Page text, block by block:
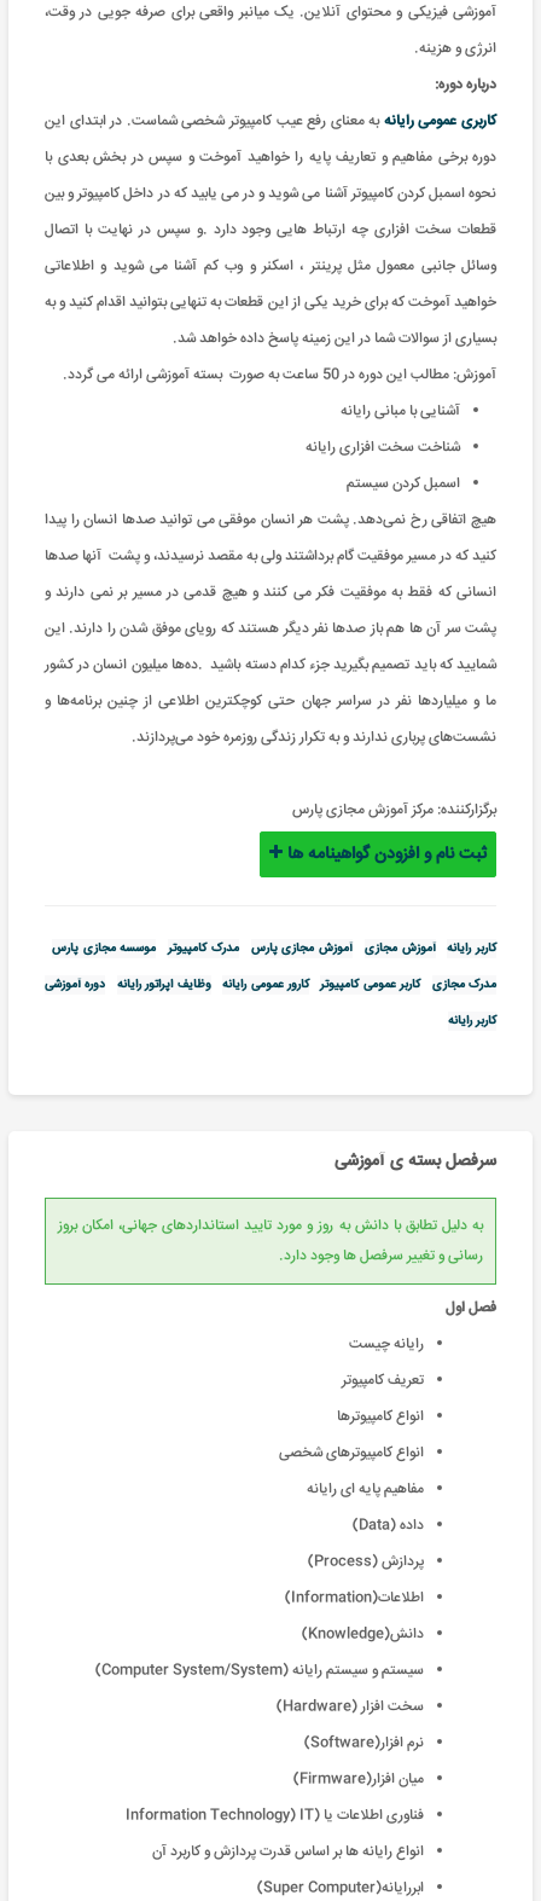
آموزشی فیزیکی و محتوای آنلاین. یک میانبر واقعی برای صرفه جویی در وقت،
انرژی و هزینه.
درباره دوره:
کاربری عمومی رایانهبه معنای رفع عیب کامپیوتر شخصی شماست. در ابتدای این
دوره برخی مفاهیم و تعاريف پایه را خواهید آموخت و سپس در بخش بعدی با
نحوه اسمبل کردن کامپیوتر آشنا می شوید و در می یابید که در داخل کامپیوتر و بین
قطعات سخت افزاری چه ارتباط هایی وجود دارد .و سپس در نهایت با اتصال
وسائل جانبی معمول مثل پرينتر ، اسکنر و وب کم آشنا می شويد و اطلاعاتی
خواهید آموخت که برای خريد یکی از این قطعات به تنهایی بتوانید اقدام کنید و به
بسیاری از سوالات شما در این زمینه پاسخ داده خواهد شد.
آموزش: مطالب این دوره در 50 ساعت به صورت بسته آموزشی ارائه می گردد
.
آشنایی با مبانی رایانه
شناخت سخت افزاری رایانه
اسمبل کردن سيستم
هیچ اتفاقی رخ نمی‌دهد. پشت هر انسان موفقی می توانید صدها انسان را پیدا
کنید که در مسیر موفقیت گام برداشتند ولی به مقصد نرسیدند، و پشت آنها صدها
انسانی که فقط به موفقیت فکر می کنند و هیچ قدمی در مسیر بر نمی دارند و
پشت سر آن ها هم باز صدها نفر دیگر هستند که رویای موفق شدن را دارند. این
شمایید که باید تصمیم بگیرید جزء کدام دسته باشید.ده‌ها میلیون‌ انسان در کشور
ما و میلیاردها نفر در سراسر جهان حتی کوچکترین اطلاعی از چنین برنامه‌ها و
نشست‌های پرباری ندارند و به تکرار زندگی روزمره خود می‌پردازند.
برگزارکننده: مرکز آموزش مجازی پارس
ثبت نام و افزودن گواهینامه ها
کاربر رایانه آموزش مجازی آموزش مجازی پارس مدرک کامپیوتر
موسسه مجازی پارس
مدرک مجازی
کاربر عمومی کامپیوتر کارور عمومی رایانه وظایف اپراتور رایانه
دوره آموزشی
کاربر رایانه
سرفصل بسته ی آموزشی
به دلیل تطابق با دانش به روز و مورد تایید استانداردهای جهانی، امکان بروز
رسانی و تغییر سرفصل ها وجود دارد.
فصل اول
رایانه چیست
تعریف کامپیوتر
انواع کامپیوترها
انواع کامپیوترهای شخصی
مفاهیم پایه ای رایانه
داده (Data)
پردازش (Process)
اطلاعات(Information)
دانش(Knowledge)
سیستم و سیستم رایانه (Computer System/System)
سخت افزار (Hardware)
نرم افزار(Software)
میان افزار(Firmware)
فناوری اطلاعات یا (Information Technology) IT
انواع رایانه ها بر اساس قدرت پردازش و کاربرد آن
ابررایانه(Super Computer)